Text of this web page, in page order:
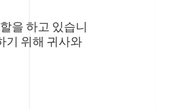
을 하고 있습니
기 위해 귀사와